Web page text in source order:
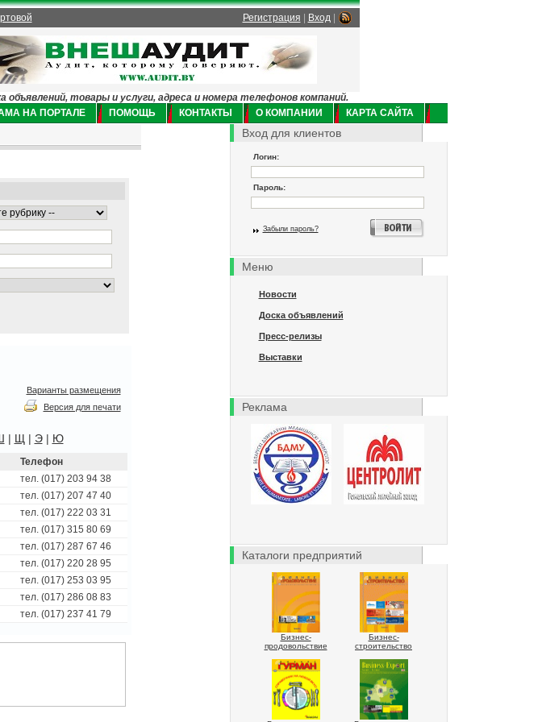
Регистрация Вход|
товары и услуги, адреса и номера телефонов компаний.
НА ПОРТАЛЕ ПОМОЩЬ КОНТАКТЫ О КОМПАНИИ КАРТА САЙТА
Вход для клиентов
Логин:
Пароль:
Забыли пароль?
Меню
Новости
Доска объявлений
Пресс-релизы
Выставки
Реклама
Каталоги предприятий
Бизнес-
продовольствие
Бизнес-
строительство
Варианты размещения
Версия для печати
| Щ | Э| Ю
Телефон
тел. (017) 203 94 38
тел. (017) 207 47 40
тел. (017) 222 03 31
тел. (017) 315 80 69
тел. (017) 287 67 46
тел. (017) 220 28 95
тел. (017) 253 03 95
тел. (017) 286 08 83
тел. (017) 237 41 79